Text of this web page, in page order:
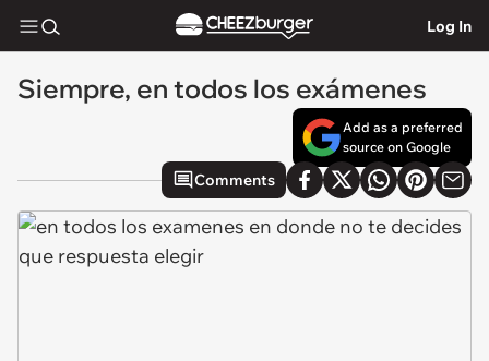
Log In
Siempre, en todos los exámenes
Add as a preferred
source on Google
Comments